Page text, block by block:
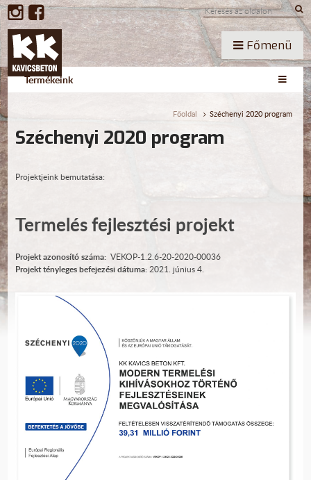
Főmenü
Termékeink
Főoldal Széchenyi 2020 program
Széchenyi 2020 program
Projektjeink bemutatása:
Termelés fejlesztési projekt
Projekt azonosító száma:VEKOP-1.2.6-20-2020-00036
Projekt tényleges befejezési dátuma:2021. június 4.